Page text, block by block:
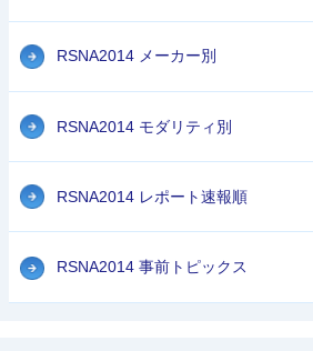
RSNA2014 メーカー別
RSNA2014 モダリティ別
RSNA2014 レポート速報順
RSNA2014 事前トピックス